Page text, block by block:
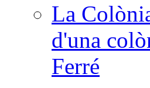
La
d'una
Ferré